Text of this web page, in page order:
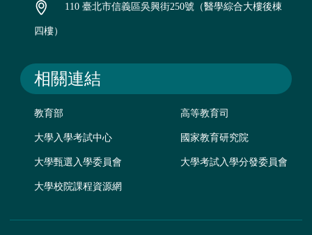
110 臺北市信義區吳興街250號（醫學綜合大樓後棟
四樓）
相關連結
教育部 高等教育司
大學入學考試中心 國家教育研究院
大學甄選入學委員會 大學考試入學分發委員會
大學校院課程資源網